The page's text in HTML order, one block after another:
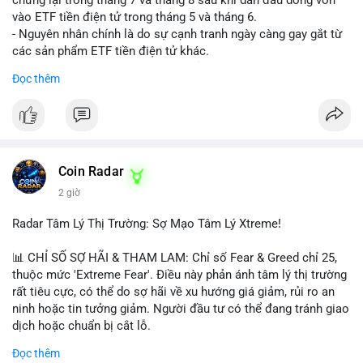
vào ETF tiền điện tử trong tháng 5 và tháng 6.
- Nguyên nhân chính là do sự cạnh tranh ngày càng gay gắt từ
các sản phẩm ETF tiền điện tử khác.
Hyperliquid có thể đã giảm bớt, ảnh hưởng đến dòng vốn và
- Nhà đầu tư cần theo dõi sát sao diễn biến thị trường và các
#binancesquare #cryptonews
📰 Nguồn: CoinDesk
Đọc thêm
Coin Radar
2 giờ
Radar Tâm Lý Thị Trường: Sợ Mạo Tâm Lý Xtreme!
📊 CHỈ SỐ SỢ HÃI & THAM LAM: Chỉ số Fear & Greed chỉ 25,
thuộc mức 'Extreme Fear'. Điều này phản ánh tâm lý thị trường
rất tiêu cực, có thể do sợ hãi về xu hướng giá giảm, rủi ro an
ninh hoặc tin tưởng giảm. Người đầu tư có thể đang tránh giao
dịch hoặc chuẩn bị cắt lỗ.
📈 XU HƯỚNG TÌM KIẾM & THẢO LUẬN: Coin trending trên
Đọc thêm